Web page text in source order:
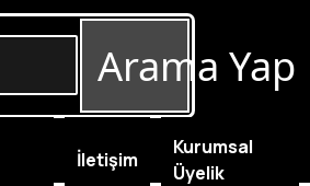
Arama Yap
İletişim
Kurumsal
Üyelik